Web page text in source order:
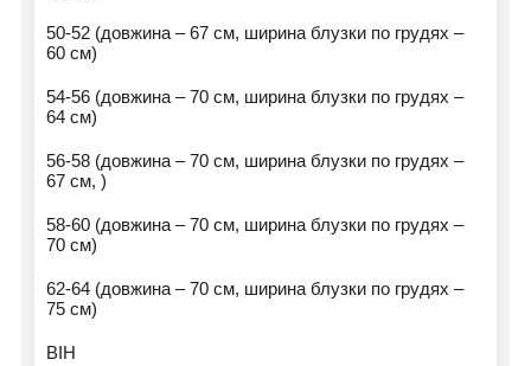
50-52 (довжина – 67 см, ширина блузки по грудях –
60 см)
54-56 (довжина – 70 см, ширина блузки по грудях –
64 см)
56-58 (довжина – 70 см, ширина блузки по грудях –
67 см, )
58-60 (довжина – 70 см, ширина блузки по грудях –
70 см)
62-64 (довжина – 70 см, ширина блузки по грудях –
75 см)
ВІН